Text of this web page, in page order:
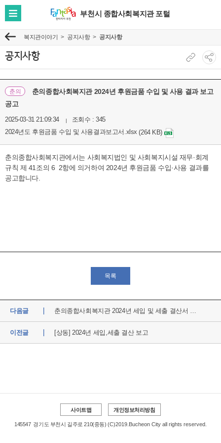
부천시 종합사회복지관 포털
전
체
뉴
기
이
전
복지관이야기 공지사항 공지사항
공지사항
현
복
사
소
유
춘의
춘의종합사회복지관 2024년 후원금품 수입 및 사용 결과 보고
공고
2025-03-31 21:09:34
조회수 : 345
2024년도 후원금품 수입 및 사용결과보고서.xlsx (264 KB)
춘의종합사회복지관에서는 사회복지법인 및 사회복지시설 재무·회계
규칙 제 41조의 6 2항에 의거하여 2024년 후원금품 수입·사용 결과를
공고합니다.
목록
다음글 춘의종합사회복지관 2024년 세입 및 세출 결산서 공고
이전글 [상동] 2024년 세입,세출 결산 보고
사이트맵 개인정보처리방침
145547 경기도 부천시 길주로 210(중동)(C)2019.Bucheon City all rights reserved.